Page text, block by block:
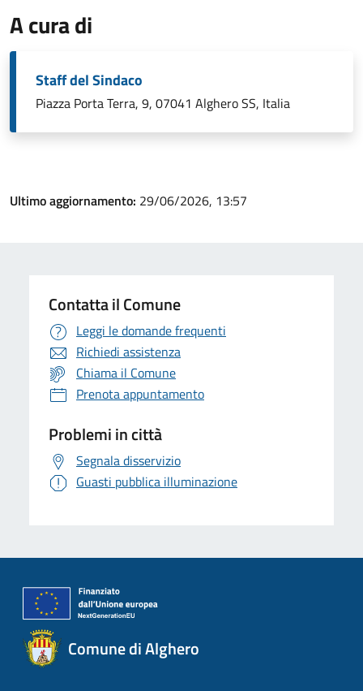
A cura di
Staff del Sindaco
Piazza Porta Terra, 9, 07041 Alghero SS, Italia
Ultimo aggiornamento: 29/06/2026, 13:57
Contatta il Comune
Leggi le domande frequenti
Richiedi assistenza
Chiama il Comune
Prenota appuntamento
Problemi in città
Segnala disservizio
Guasti pubblica illuminazione
Comune di Alghero